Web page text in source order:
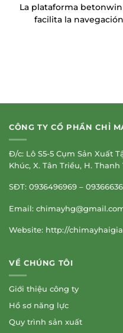
La plataforma
facilita la
CÔNG TY CỔ PHẦN CHỈ
Đ/c: Lô S5-5 Cụm Sản Xuất
Khúc, X. Tân Triều, H. Thanh
SĐT: 0936496969 –
Email:
Website: http://
VỀ CHÚNG TÔI
Giới thiệu công ty
Hồ sơ năng lực
Quy trình sản xuất